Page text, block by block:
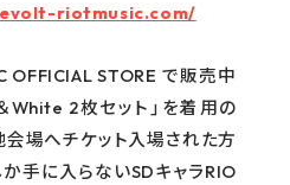
riotmusic.com/
OFFICIAL STORE で販売中
White 2枚セット」を着用の
場へチケット入場された方
手に入らないSDキャラRIO